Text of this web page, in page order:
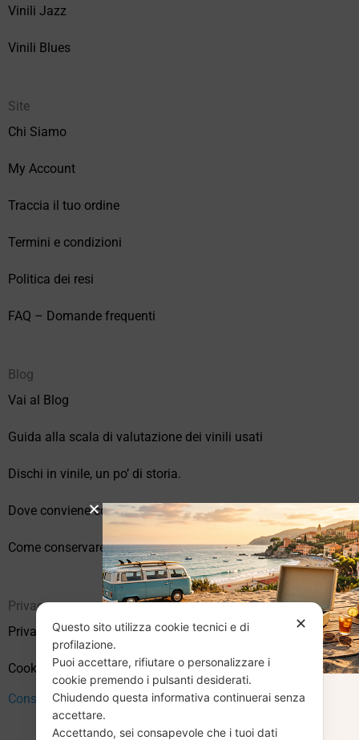
Vinili Jazz
Vinili Blues
Site
Chi Siamo
My Account
Traccia il tuo ordine
Termini e condizioni
Politica dei resi
FAQ – Domande frequenti
Blog
Vai al Blog
Guida alla scala di valutazione dei vinili usati
Dischi in vinile, un po’ di storia.
Dove conviene comprare vinili online?
Come conservare correttamente i vinili usati
Privacy
Privacy Policy
Cookie Policy (UE)
Consenso
✕
Questo sito utilizza cookie tecnici e di
profilazione.
Puoi accettare, rifiutare o personalizzare i
cookie premendo i pulsanti desiderati.
Chiudendo questa informativa continuerai senza
accettare.
Accettando, sei consapevole che i tuoi dati
CHIUSURA